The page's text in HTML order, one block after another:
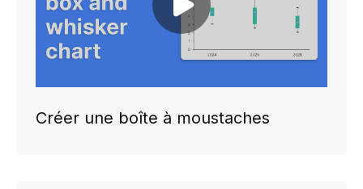
Play video
Créer une boîte à moustaches